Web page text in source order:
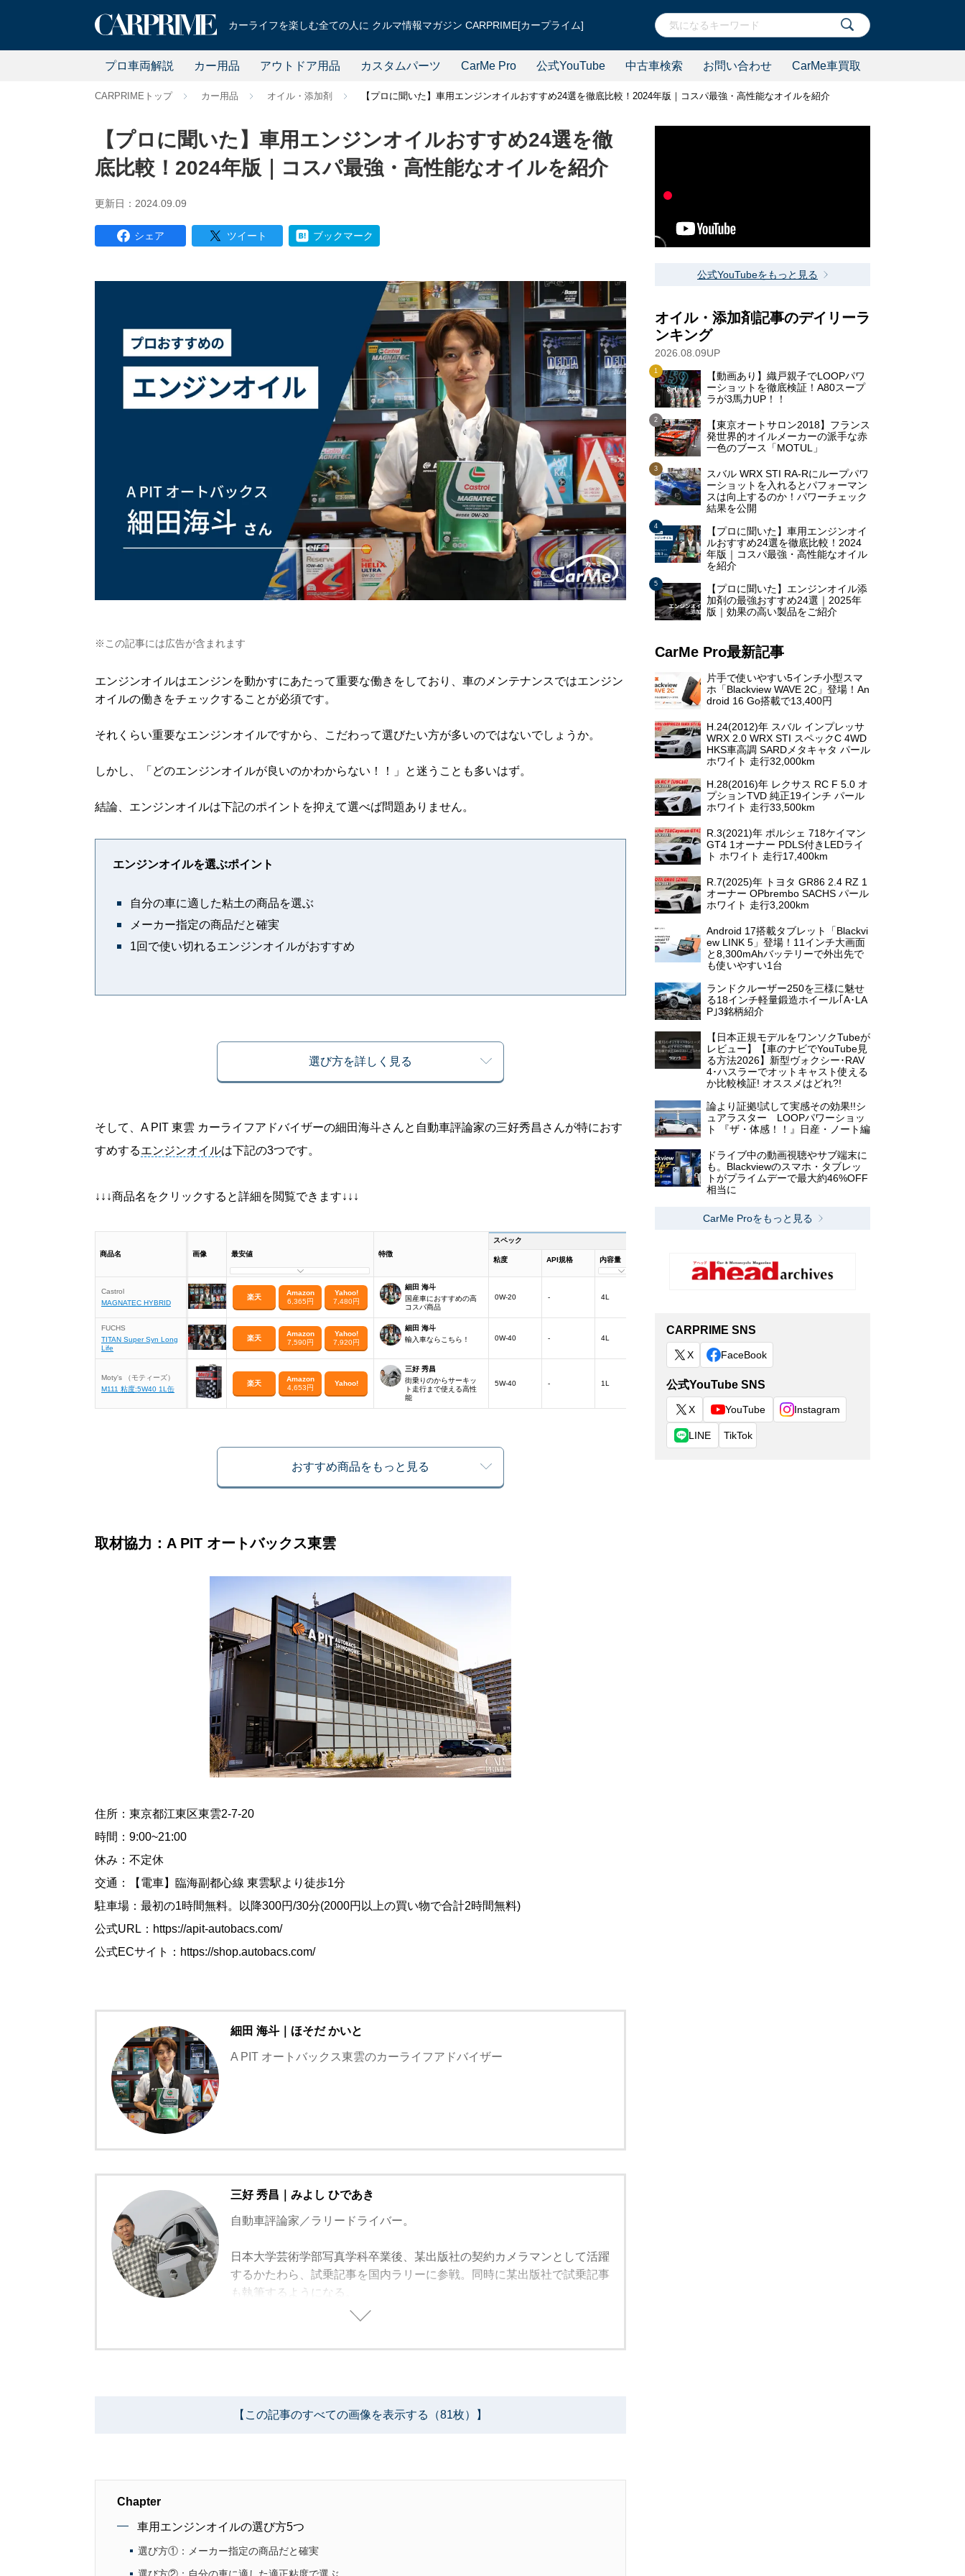
カーライフを楽しむ全ての人に クルマ情報マガジン CARPRIME[カープライム]
プロ車両解説 カー用品 アウトドア用品 カスタムパーツ CarMe Pro 公式YouTube 中古車検索 お問い合わせ CarMe車買取
CARPRIMEトップ カー用品 オイル・添加剤 【プロに聞いた】車用エンジンオイルおすすめ24選を徹底比較！2024年版｜コスパ最強・高性能なオイルを紹介
【プロに聞いた】車用エンジンオイルおすすめ24選を徹
底比較！2024年版｜コスパ最強・高性能なオイルを紹介
更新日：2024.09.09
シェア ツイート ブックマーク
※この記事には広告が含まれます
エンジンオイルはエンジンを動かすにあたって重要な働きをしており、車のメンテナンスではエンジン
オイルの働きをチェックすることが必須です。
それくらい重要なエンジンオイルですから、こだわって選びたい方が多いのではないでしょうか。
しかし、「どのエンジンオイルが良いのかわからない！！」と迷うことも多いはず。
結論、エンジンオイルは下記のポイントを抑えて選べば問題ありません。
エンジンオイルを選ぶポイント
自分の車に適した粘土の商品を選ぶ
メーカー指定の商品だと確実
1回で使い切れるエンジンオイルがおすすめ
選び方を詳しく見る
そして、A PIT 東雲 カーライフアドバイザーの細田海斗さんと自動車評論家の三好秀昌さんが特におす
すめするエンジンオイルは下記の3つです。
↓↓↓商品名をクリックすると詳細を閲覧できます↓↓↓
商品名 画像 最安値 特徴
スペック
粘度 API規格 内容量
Castrol
MAGNATEC HYBRID
楽天
Amazon
6,365円
Yahoo!
7,480円
細田 海斗
国産車におすすめの高
コスパ商品
0W-20 - 4L
FUCHS
TITAN Super Syn Long
Life
楽天
Amazon
7,590円
Yahoo!
7,920円
細田 海斗
輸入車ならこちら！
0W-40 - 4L
Moty's （モティーズ）
M111 粘度:5W40 1L缶
楽天
Amazon
4,653円
Yahoo!
三好 秀昌
街乗りのからサーキッ
ト走行まで使える高性
能
5W-40 - 1L
おすすめ商品をもっと見る
取材協力：A PIT オートバックス東雲
住所：東京都江東区東雲2-7-20
時間：9:00~21:00
休み：不定休
交通：【電車】臨海副都心線 東雲駅より徒歩1分
駐車場：最初の1時間無料。以降300円/30分(2000円以上の買い物で合計2時間無料)
公式URL：https://apit-autobacs.com/
公式ECサイト：https://shop.autobacs.com/
細田 海斗｜ほそだ かいと
A PIT オートバックス東雲のカーライフアドバイザー
三好 秀昌｜みよし ひであき
自動車評論家／ラリードライバー。
日本大学芸術学部写真学科卒業後、某出版社の契約カメラマンとして活躍
するかたわら、試乗記事を国内ラリーに参戦。同時に某出版社で試乗記事
も執筆するようになる。
国内でラリーの魅力に目覚め、1989年から渡英。同年よりイギリス国内
選手権で年間2位の成績を収め、翌年からヨーロッパラリー選手権にステ
1995年からは、スバル インプレッサにマシンをスイッチしてWRCに参
を彷彿とさせるカラーリングでも注目を集めた。
2007年になるとアフリカ大陸で開催されるFIAアフリカ選手権に、三菱
【この記事のすべての画像を表示する（81枚）】
Chapter
車用エンジンオイルの選び方5つ
選び方①：メーカー指定の商品だと確実
公式YouTubeをもっと見る
オイル・添加剤記事のデイリーラ
ンキング
2026.08.09UP
【動画あり】織戸親子でLOOPパワ
ーショットを徹底検証！A80スープ
ラが3馬力UP！！
【東京オートサロン2018】フランス
発世界的オイルメーカーの派手な赤
一色のブース「MOTUL」
スバル WRX STI RA-Rにループパワ
ーショットを入れるとパフォーマン
スは向上するのか！パワーチェック
結果を公開
【プロに聞いた】車用エンジンオイ
ルおすすめ24選を徹底比較！2024
年版｜コスパ最強・高性能なオイル
を紹介
【プロに聞いた】エンジンオイル添
加剤の最強おすすめ24選｜2025年
版｜効果の高い製品をご紹介
CarMe Pro最新記事
片手で使いやすい5インチ小型スマ
ホ「Blackview WAVE 2C」登場！An
droid 16 Go搭載で13,400円
H.24(2012)年 スバル インプレッサ
WRX 2.0 WRX STI スペックC 4WD
HKS車高調 SARDメタキャタ パール
ホワイト 走行32,000km
H.28(2016)年 レクサス RC F 5.0 オ
プションTVD 純正19インチ パール
ホワイト 走行33,500km
R.3(2021)年 ポルシェ 718ケイマン
GT4 1オーナー PDLS付きLEDライ
ト ホワイト 走行17,400km
R.7(2025)年 トヨタ GR86 2.4 RZ 1
オーナー OPbrembo SACHS パール
ホワイト 走行3,200km
Android 17搭載タブレット「Blackvi
ew LINK 5」登場！11インチ大画面
と8,300mAhバッテリーで外出先で
も使いやすい1台
ランドクルーザー250を三様に魅せ
る18インチ軽量鍛造ホイール｢A･LA
P｣3銘柄紹介
【日本正規モデルをワンソクTubeが
レビュー】【車のナビでYouTube見
る方法2026】新型ヴォクシー･RAV
4･ハスラーでオットキャスト使える
か比較検証! オススメはどれ?!
論より証拠!試して実感その効果!!シ
ュアラスター LOOPパワーショッ
ト 『ザ・体感！！』日産・ノート編
ドライブ中の動画視聴やサブ端末に
も。Blackviewのスマホ・タブレッ
トがプライムデーで最大約46%OFF
相当に
CarMe Proをもっと見る
CARPRIME SNS
X FaceBook
公式YouTube SNS
X YouTube Instagram
LINE TikTok